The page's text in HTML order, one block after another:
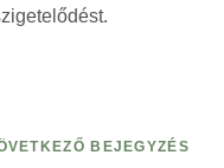
BEJEGYZÉS